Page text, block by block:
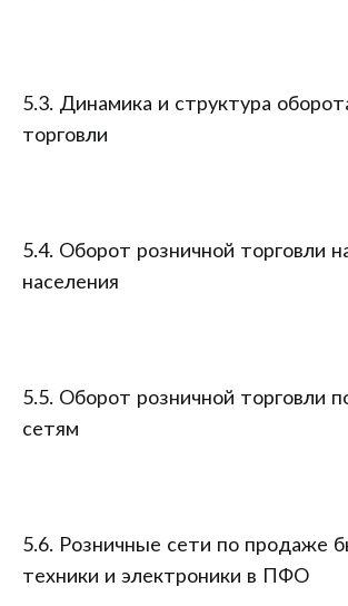
5.3. Динамика и структура
торговли
5.4. Оборот розничной торговли
населения
5.5. Оборот розничной торговли
сетям
5.6. Розничные сети по продаже
техники и электроники в ПФО